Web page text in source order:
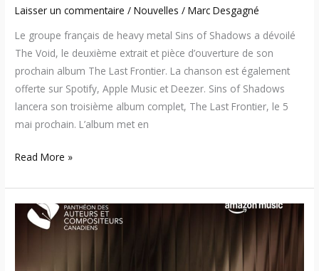
Laisser un commentaire /Nouvelles /Marc Desgagné
Le groupe français de heavy metal Sins of Shadows a dévoilé
The Void, le deuxième extrait et pièce d’ouverture de son
prochain album The Last Frontier. La chanson est également
offerte sur Spotify, Apple Music et Deezer. Sins of Shadows
lancera son troisième album complet, The Last Frontier, le 5
mai prochain. L’album met en
Read More »
Liste